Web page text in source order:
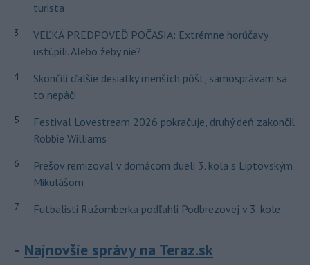
turista
3
VEĽKÁ PREDPOVEĎ POČASIA: Extrémne horúčavy
ustúpili. Alebo žeby nie?
4
Skončili ďalšie desiatky menších pôšt, samosprávam sa
to nepáči
5
Festival Lovestream 2026 pokračuje, druhý deň zakončil
Robbie Williams
6
Prešov remizoval v domácom dueli 3. kola s Liptovským
Mikulášom
7 Futbalisti Ružomberka podľahli Podbrezovej v 3. kole
Najnovšie správy na Teraz.sk